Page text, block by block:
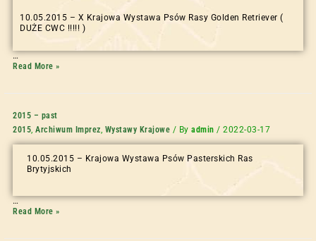
10.05.2015 – X Krajowa Wystawa Psów Rasy Golden Retriever (
DUŻE CWC !!!!! )
…
Read More »
2015 – past
2015 ,Archiwum Imprez Wystawy Krajowe / Byadmin /2022-03-17
10.05.2015 – Krajowa Wystawa Psów Pasterskich Ras
Brytyjskich
…
Read More »